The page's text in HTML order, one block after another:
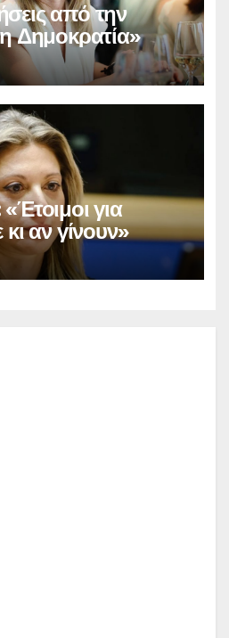
από την
Δημοκρατία»
για
αν γίνουν»